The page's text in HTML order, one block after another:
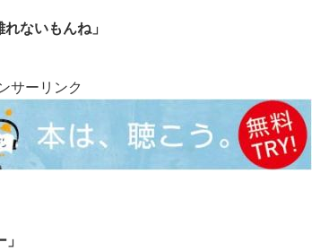
ないもんね」
サーリンク